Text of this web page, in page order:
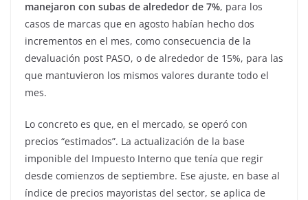
manejaron con subas de alrededor de 7%, para los
casos de marcas que en agosto habían hecho dos
incrementos en el mes, como consecuencia de la
devaluación post PASO, o de alrededor de 15%, para las
que mantuvieron los mismos valores durante todo el
mes.
Lo concreto es que, en el mercado, se operó con
precios “estimados”. La actualización de la base
imponible del Impuesto Interno que tenía que regir
desde comienzos de septiembre. Ese ajuste, en base al
índice de precios mayoristas del sector, se aplica de